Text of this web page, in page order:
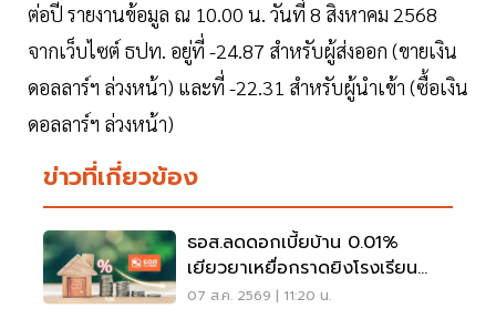
ต่อปี รายงานข้อมูล ณ 10.00 น. วันที่ 8 สิงหาคม 2568
จากเว็บไซต์ ธปท. อยู่ที่ -24.87 สำหรับผู้ส่งออก (ขายเงิน
ดอลลาร์ฯ ล่วงหน้า) และที่ -22.31 สำหรับผู้นำเข้า (ซื้อเงิน
ดอลลาร์ฯ ล่วงหน้า)
ข่าวที่เกี่ยวข้อง
ธอส.ลดดอกเบี้ยบ้าน 0.01%
เยียวยาเหยื่อกราดยิงโรงเรียน
จ.นนทบุรี
07 ส.ค. 2569 | 11:20 น.